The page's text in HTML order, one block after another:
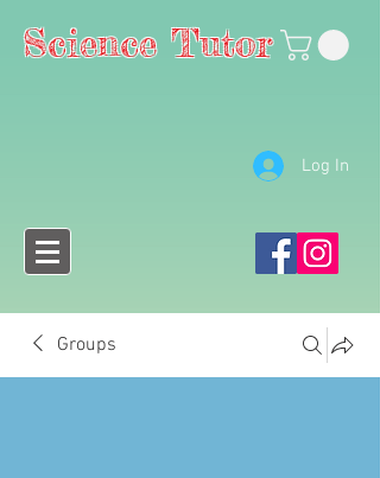
Science Tutor
Log In
Groups